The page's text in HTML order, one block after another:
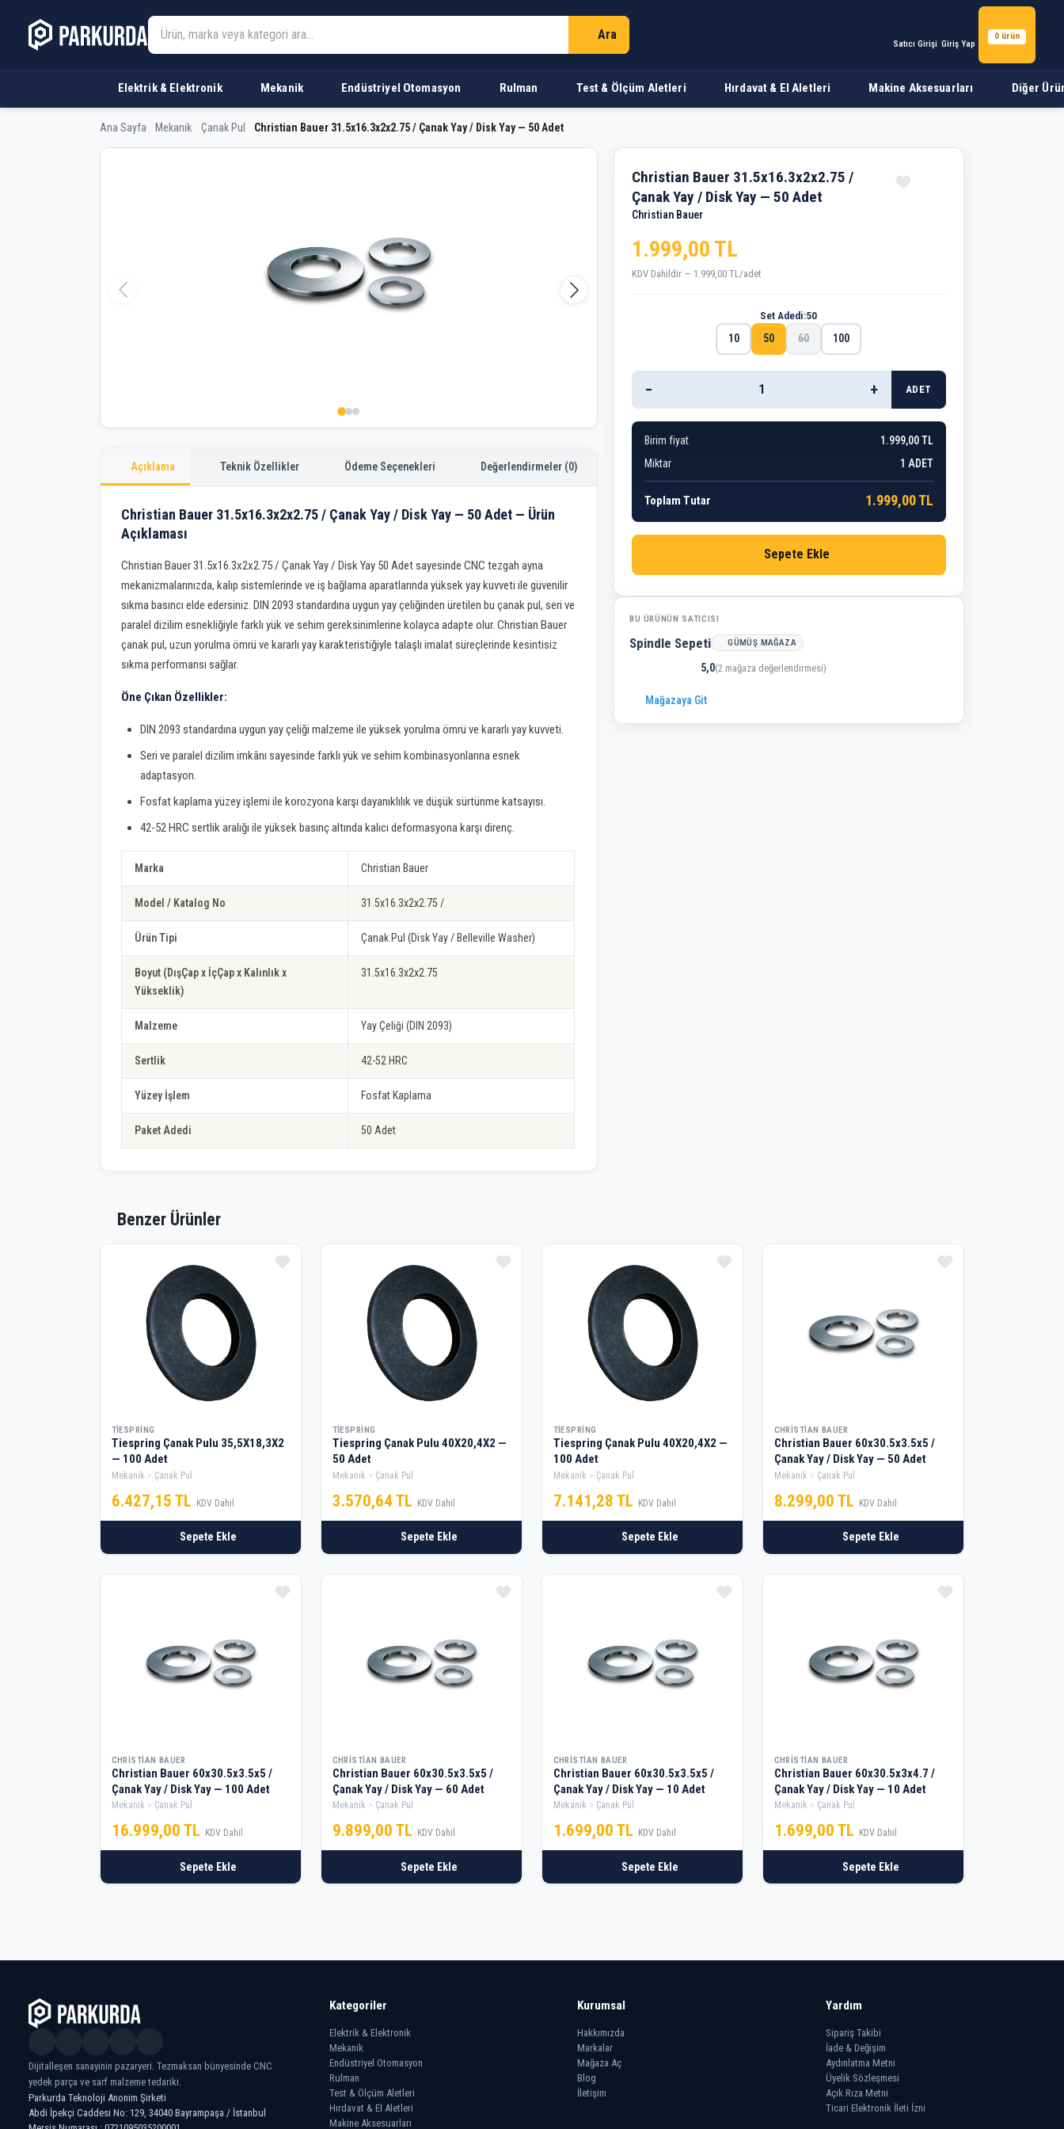
Ara
Satıcı Girişi Giriş Yap
0 ürün
Elektrik & Elektronik Mekanik Endüstriyel Otomasyon Rulman Test & Ölçüm Aletleri Hırdavat & El Aletleri Makine Aksesuarları Diğer
Ana Sayfa Mekanik Çanak Pul Christian Bauer 31.5x16.3x2x2.75 / Çanak Yay / Disk Yay — 50 Adet
Christian Bauer 31.5x16.3x2x2.75 / Çanak Yay / Disk Yay — 50 Adet
Açıklama Teknik Özellikler Ödeme Seçenekleri Değerlendirmeler (0)
Christian Bauer 31.5x16.3x2x2.75 / Çanak Yay / Disk Yay — 50 Adet — Ürün
Açıklaması
Christian Bauer 31.5x16.3x2x2.75 / Çanak Yay / Disk Yay 50 Adet sayesinde CNC tezgah ayna
mekanizmalarınızda, kalıp sistemlerinde ve iş bağlama aparatlarında yüksek yay kuvveti ile güvenilir
sıkma basıncı elde edersiniz. DIN 2093 standardına uygun yay çeliğinden üretilen bu çanak pul, seri ve
paralel dizilim esnekliğiyle farklı yük ve sehim gereksinimlerine kolayca adapte olur. Christian Bauer
çanak pul, uzun yorulma ömrü ve kararlı yay karakteristiğiyle talaşlı imalat süreçlerinde kesintisiz
sıkma performansı sağlar.
Öne Çıkan Özellikler:
DIN 2093 standardına uygun yay çeliği malzeme ile yüksek yorulma ömrü ve kararlı yay kuvveti.
Seri ve paralel dizilim imkânı sayesinde farklı yük ve sehim kombinasyonlarına esnek
adaptasyon.
Fosfat kaplama yüzey işlemi ile korozyona karşı dayanıklılık ve düşük sürtünme katsayısı.
42-52 HRC sertlik aralığı ile yüksek basınç altında kalıcı deformasyona karşı direnç.
Marka Christian Bauer
Model / Katalog No 31.5x16.3x2x2.75 /
Ürün Tipi Çanak Pul (Disk Yay / Belleville Washer)
Boyut (DışÇap x İçÇap x Kalınlık x
Yükseklik)
31.5x16.3x2x2.75
Malzeme Yay Çeliği (DIN 2093)
Sertlik 42-52 HRC
Yüzey İşlem Fosfat Kaplama
Paket Adedi 50 Adet
Christian Bauer 31.5x16.3x2x2.75 /
Çanak Yay / Disk Yay — 50 Adet
Christian Bauer
1.999,00 TL
KDV Dahildir — 1.999,00 TL/adet
Set Adedi:50
10
50 60 100
− + ADET
Birim fiyat
1.999,00 TL
Miktar
1 ADET
Toplam Tutar 1.999,00 TL
Sepete Ekle
BU ÜRÜNÜN SATICISI
Spindle Sepeti GÜMÜŞ MAĞAZA
5,0(2 mağaza değerlendirmesi)
Mağazaya Git
Benzer Ürünler
TIESPRING
Tiespring Çanak Pulu 35,5X18,3X2
— 100 Adet
Mekanik Çanak Pul
6.427,15 TL KDV Dahil
Sepete Ekle
TIESPRING
Tiespring Çanak Pulu 40X20,4X2 —
50 Adet
Mekanik Çanak Pul
3.570,64 TL KDV Dahil
Sepete Ekle
TIESPRING
Tiespring Çanak Pulu 40X20,4X2 —
100 Adet
Mekanik Çanak Pul
7.141,28 TL KDV Dahil
Sepete Ekle
CHRISTIAN BAUER
Christian Bauer 60x30.5x3.5x5 /
Çanak Yay / Disk Yay — 50 Adet
Mekanik Çanak Pul
8.299,00 TL KDV Dahil
Sepete Ekle
CHRISTIAN BAUER
Christian Bauer 60x30.5x3.5x5 /
Çanak Yay / Disk Yay — 100 Adet
Mekanik Çanak Pul
16.999,00 TL KDV Dahil
Sepete Ekle
CHRISTIAN BAUER
Christian Bauer 60x30.5x3.5x5 /
Çanak Yay / Disk Yay — 60 Adet
Mekanik Çanak Pul
9.899,00 TL KDV Dahil
Sepete Ekle
CHRISTIAN BAUER
Christian Bauer 60x30.5x3.5x5 /
Çanak Yay / Disk Yay — 10 Adet
Mekanik Çanak Pul
1.699,00 TL KDV Dahil
Sepete Ekle
CHRISTIAN BAUER
Christian Bauer 60x30.5x3x4.7 /
Çanak Yay / Disk Yay — 10 Adet
Mekanik Çanak Pul
1.699,00 TL KDV Dahil
Sepete Ekle
Dijitalleşen sanayinin pazaryeri. Tezmaksan bünyesinde CNC
yedek parça ve sarf malzeme tedariki.
Parkurda Teknoloji Anonim Şirketi
Abdi İpekçi Caddesi No: 129, 34040 Bayrampaşa / İstanbul
Kategoriler
Elektrik & Elektronik
Mekanik
Endüstriyel Otomasyon
Rulman
Test & Ölçüm Aletleri
Hırdavat & El Aletleri
Makine Aksesuarları
Kurumsal
Hakkımızda
Markalar
Mağaza Aç
Blog
İletişim
Yardım
Sipariş Takibi
İade & Değişim
Aydınlatma Metni
Üyelik Sözleşmesi
Açık Rıza Metni
Ticari Elektronik İleti İzni